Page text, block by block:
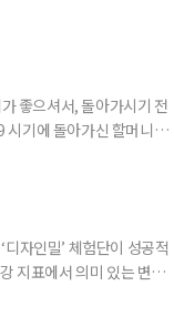
좋으셔서, 돌아가시기 전
시기에 돌아가신 할머니가
떠올리니 집에 매달
자인밀’ 체험단이 성공적
지표에서 의미 있는 변화